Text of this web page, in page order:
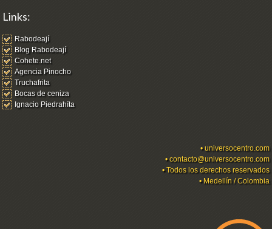
Links:
Rabodeají
Blog Rabodeají
Cohete.net
Agencia Pinocho
Truchafrita
Bocas de ceniza
Ignacio Piedrahíta
•universocentro.com
•contacto@universocentro.com
• Todos los derechos reservados
• Medellín / Colombia